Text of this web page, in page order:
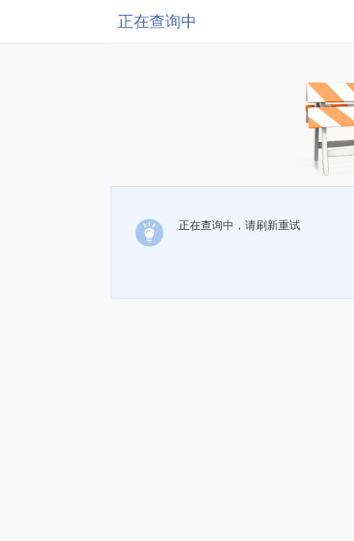
正在查询中
正在查询中，请刷新重试